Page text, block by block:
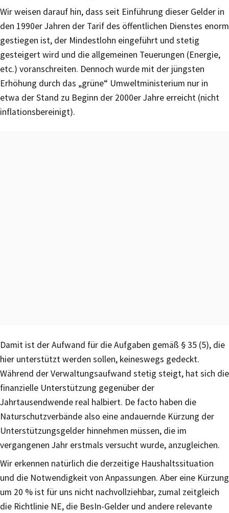
Wir weisen darauf hin, dass seit Einführung dieser Gelder in
den 1990er Jahren der Tarif des öffentlichen Dienstes enorm
gestiegen ist, der Mindestlohn eingeführt und stetig
gesteigert wird und die allgemeinen Teuerungen (Energie,
etc.) voranschreiten. Dennoch wurde mit der jüngsten
Erhöhung durch das „grüne“ Umweltministerium nur in
etwa der Stand zu Beginn der 2000er Jahre erreicht (nicht
inflationsbereinigt).
Damit ist der Aufwand für die Aufgaben gemäß § 35 (5), die
hier unterstützt werden sollen, keineswegs gedeckt.
Während der Verwaltungsaufwand stetig steigt, hat sich die
finanzielle Unterstützung gegenüber der
Jahrtausendwende real halbiert. De facto haben die
Naturschutzverbände also eine andauernde Kürzung der
Unterstützungsgelder hinnehmen müssen, die im
vergangenen Jahr erstmals versucht wurde, anzugleichen.
Wir erkennen natürlich die derzeitige Haushaltssituation
und die Notwendigkeit von Anpassungen. Aber eine Kürzung
um 20 % ist für uns nicht nachvollziehbar, zumal zeitgleich
die Richtlinie NE, die BesIn-Gelder und andere relevante